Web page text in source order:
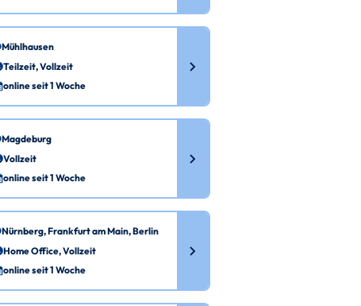
Mühlhausen
Teilzeit, Vollzeit
online seit 1 Woche
Magdeburg
Vollzeit
online seit 1 Woche
Nürnberg, Frankfurt am Main, Berlin
Home Office, Vollzeit
online seit 1 Woche